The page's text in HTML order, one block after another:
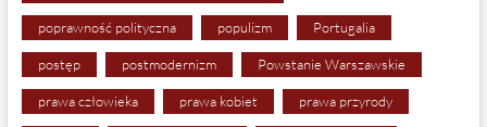
poprawność polityczna populizm Portugalia
postęp postmodernizm Powstanie Warszawskie
prawa człowieka prawa kobiet prawa przyrody